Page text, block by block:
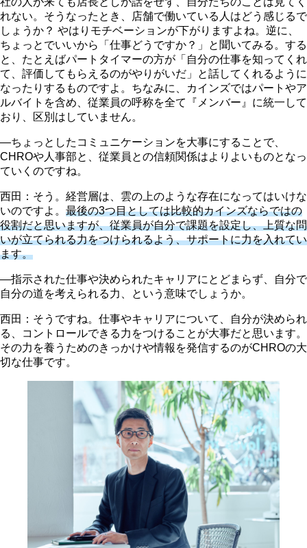
れない。そうなったとき、店舗で働いている人はどう感じるで
しょうか？ やはりモチベーションが下がりますよね。逆に、
ちょっとでいいから「仕事どうですか？」と聞いてみる。する
と、たとえばパートタイマーの方が「自分の仕事を知ってくれ
て、評価してもらえるのがやりがいだ」と話してくれるように
なったりするものですよ。ちなみに、カインズではパートやア
ルバイトを含め、従業員の呼称を全て『メンバー』に統一して
おり、区別はしていません。
―ちょっとしたコミュニケーションを大事にすることで、
CHROや人事部と、従業員との信頼関係はよりよいものとなっ
ていくのですね。
西田：そう。経営層は、雲の上のような存在になってはいけな
いのですよ。 最後の3つ目としては比較的カインズならではの
役割だと思いますが、従業員が自分で課題を設定し、上質な問
いが立てられる力をつけられるよう、サポートに力を入れてい
ます。
―指示された仕事や決められたキャリアにとどまらず、自分で
自分の道を考えられる力、という意味でしょうか。
西田：そうですね。仕事やキャリアについて、自分が決められ
る、コントロールできる力をつけることが大事だと思います。
その力を養うためのきっかけや情報を発信するのがCHROの大
切な仕事です。